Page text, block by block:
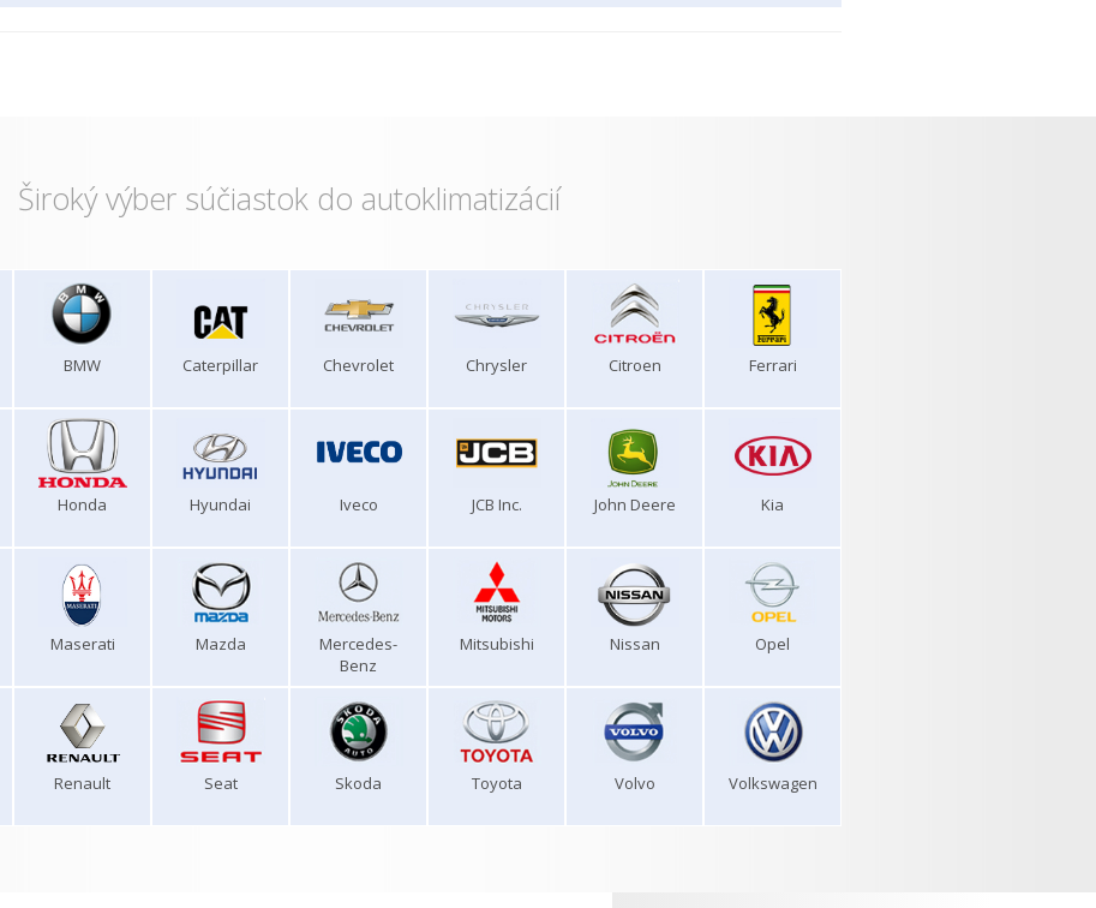
Široký výber súčiastok do autoklimatizácií
BMW Caterpillar Chevrolet Chrysler Citroen Ferrari
Honda Hyundai Iveco JCB Inc. John Deere Kia
Maserati Mazda
Mercedes-
Benz
Mitsubishi Nissan Opel
Renault Seat Skoda Toyota Volvo Volkswagen